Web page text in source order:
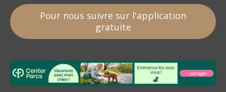
Pour nous suivre sur l'application
gratuite